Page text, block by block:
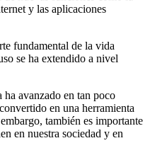
y las aplicaciones
fundamental de la vida
se ha extendido a nivel
avanzado en tan poco
en una herramienta
también es importante
en nuestra sociedad y en